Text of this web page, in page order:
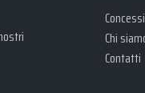
Chi
Contatti